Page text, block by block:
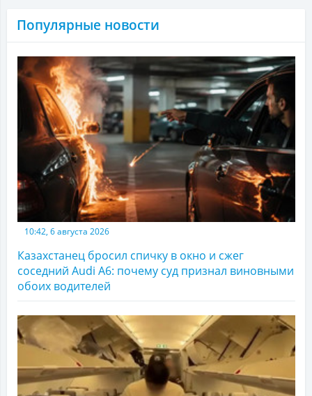
Популярные новости
10:42, 6 августа 2026
Казахстанец бросил спичку в окно и сжег
соседний Audi A6: почему суд признал виновными
обоих водителей